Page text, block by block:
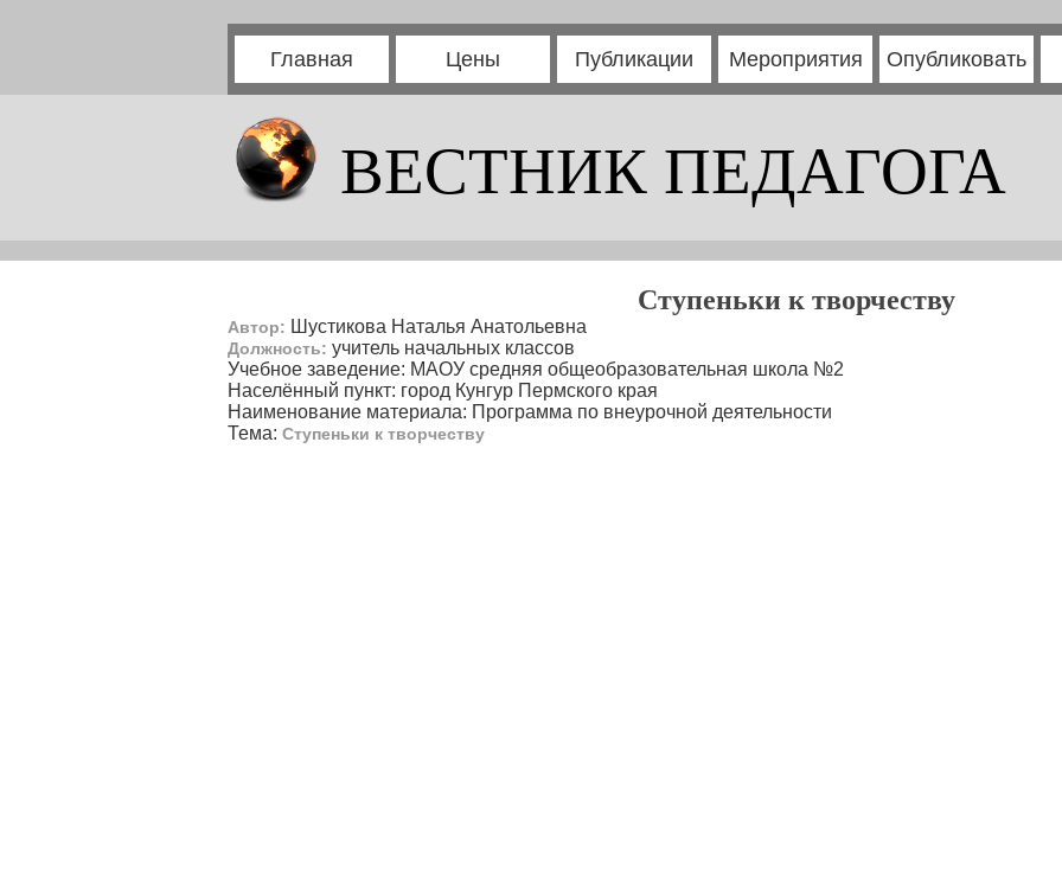
Главная Цены Публикации Мероприятия Опубликовать
ВЕСТНИК ПЕДАГОГА
Ступеньки к творчеству
Автор: Шустикова Наталья Анатольевна
Должность: учитель начальных классов
Учебное заведение: МАОУ средняя общеобразовательная школа №2
Населённый пункт: город Кунгур Пермского края
Наименование материала: Программа по внеурочной деятельности
Тема: Ступеньки к творчеству